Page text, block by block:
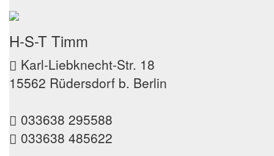
H-S-T Timm
Karl-Liebknecht-Str. 18
15562 Rüdersdorf b. Berlin
033638 295588
033638 485622